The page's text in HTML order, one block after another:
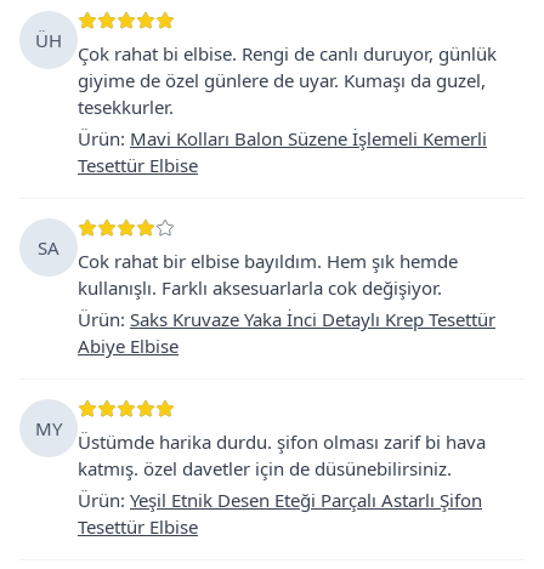
ÜH
Çok rahat bi elbise. Rengi de canlı duruyor, günlük
giyime de özel günlere de uyar. Kumaşı da guzel,
tesekkurler.
Ürün: Mavi Kolları Balon Süzene İşlemeli Kemerli
Tesettür Elbise
SA
Cok rahat bir elbise bayıldım. Hem şık hemde
kullanışlı. Farklı aksesuarlarla cok değişiyor.
Ürün: Saks Kruvaze Yaka İnci Detaylı Krep Tesettür
Abiye Elbise
MY
Üstümde harika durdu. şifon olması zarif bi hava
katmış. özel davetler için de düsünebilirsiniz.
Ürün: Yeşil Etnik Desen Eteği Parçalı Astarlı Şifon
Tesettür Elbise